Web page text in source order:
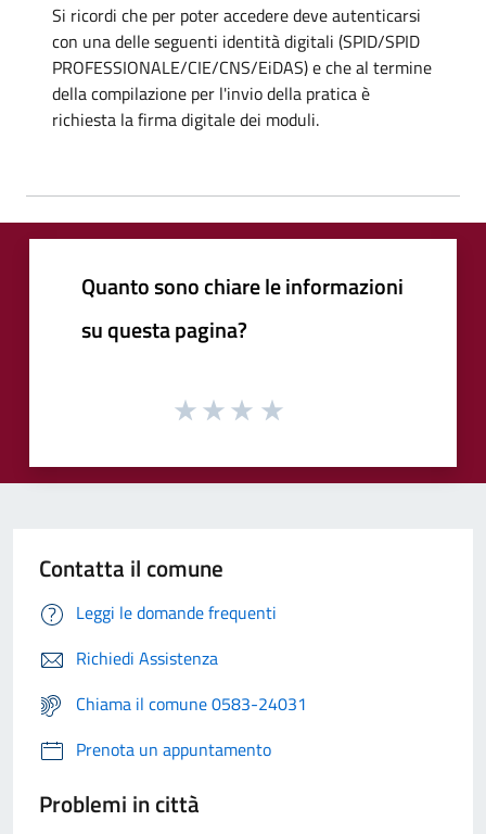
Si ricordi che per poter accedere deve autenticarsi
con una delle seguenti identità digitali (SPID/SPID
PROFESSIONALE/CIE/CNS/EiDAS) e che al termine
della compilazione per l'invio della pratica è
richiesta la firma digitale dei moduli.
Quanto sono chiare le informazioni
su questa pagina?
Contatta il comune
Leggi le domande frequenti
Richiedi Assistenza
Chiama il comune 0583-24031
Prenota un appuntamento
Problemi in città